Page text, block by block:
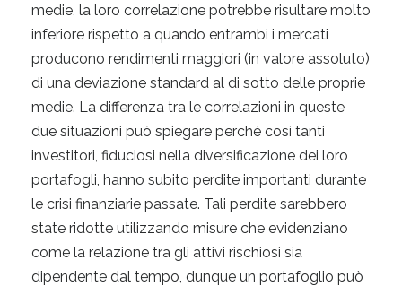
medie, la loro correlazione potrebbe risultare molto
inferiore rispetto a quando entrambi i mercati
producono rendimenti maggiori (in valore assoluto)
di una deviazione standard al di sotto delle proprie
medie. La differenza tra le correlazioni in queste
due situazioni può spiegare perché così tanti
investitori, fiduciosi nella diversificazione dei loro
portafogli, hanno subito perdite importanti durante
le crisi finanziarie passate. Tali perdite sarebbero
state ridotte utilizzando misure che evidenziano
come la relazione tra gli attivi rischiosi sia
dipendente dal tempo, dunque un portafoglio può